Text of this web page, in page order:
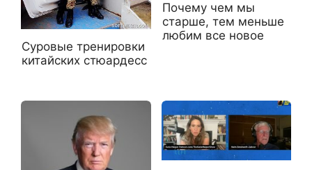
Суровые тренировки
китайских стюардесс
Почему чем мы
старше, тем меньше
любим все новое